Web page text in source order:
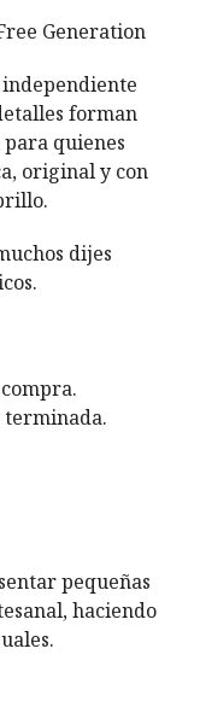
Generation
independiente
forman
quienes
original y con
dijes
terminada.
pequeñas
haciendo